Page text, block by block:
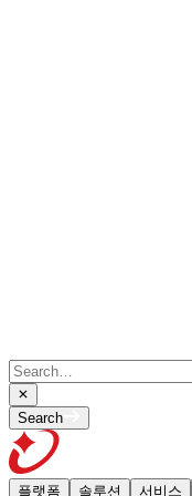
Search
플랫폼 솔루션 서비스